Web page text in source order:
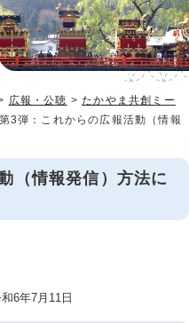
広報・公聴 >たかやま共創ミー
3弾：これからの広報活動（情報
（情報発信）方法に
年7月11日